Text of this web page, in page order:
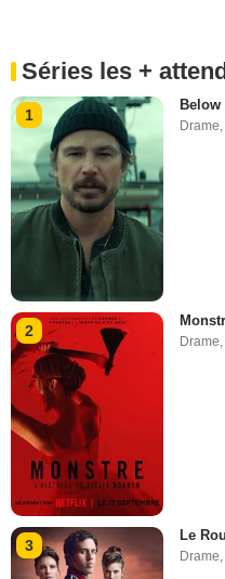
Séries les +
1
Below
Drame
2
Drame
3
Le
Drame,